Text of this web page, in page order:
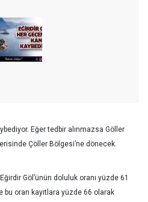
Eğer tedbir alınmazsa Göller
Çöller Bölgesi’ne dönecek.
Göl’ünün doluluk oranı yüzde 61
bu oran kayıtlara yüzde 66 olarak